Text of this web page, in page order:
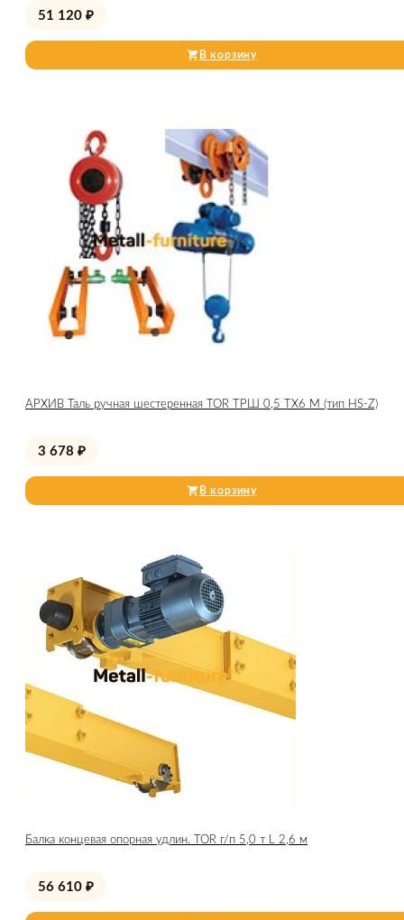
51 120 ₽
В корзину
АРХИВ Таль ручная шестеренная TOR ТРШ 0,5 ТХ6 М (тип HS-Z)
3 678 ₽
В корзину
Балка концевая опорная удлин. TOR г/п 5,0 т L 2,6 м
56 610 ₽